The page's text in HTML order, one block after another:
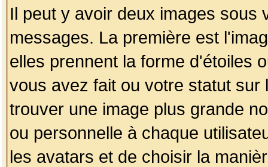
Il peut y avoir deux images sous
messages. La première est
elles prennent la forme d'étoiles
vous avez fait ou votre statut
trouver une image plus grande
ou personnelle à chaque
les avatars et de choisir la